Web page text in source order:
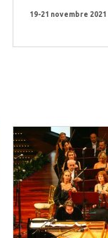
19-21 novembre 2021